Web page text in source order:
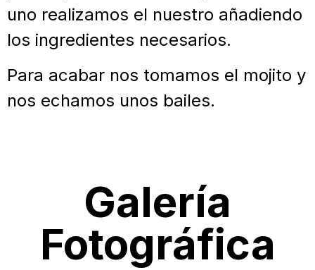
uno realizamos el nuestro añadiendo
los ingredientes necesarios.
Para acabar nos tomamos el mojito y
nos echamos unos bailes.
Galería
Fotográfica